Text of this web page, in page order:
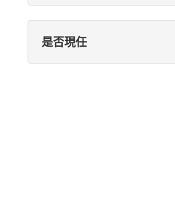
是否現任